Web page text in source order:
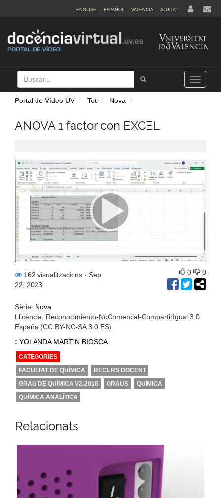
ENGLISH ESPAÑOL VALENCIÀ AJUDA
Buscar
Tramet
Toggle
navigation
Portal de Vídeo UV Tot Nova
ANOVA 1 factor con EXCEL
162 visualitzacions · Sep
22, 2023
0 0
Sèrie: Nova
Llicència: Reconocimiento-NoComercial-CompartirIgual 3.0
España (CC BY-NC-SA 3.0 ES)
: YOLANDA MARTIN BIOSCA
CATEGORIES
FACULTAT DE QUÍMICA
RECURS DOCENT
GRAU DE QUÍMICA V2-2018
GRAUS
QUÍMICA
QUÍMICA ANALÍTICA
Relacionats